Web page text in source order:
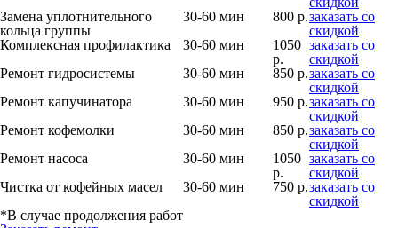
Замена уплотнительного
кольца группы
30-60 мин 800 р.заказать со
скидкой
Комплексная профилактика
30-60 мин
1050
р.
заказать со
скидкой
Ремонт гидросистемы
30-60 мин 850 р.заказать со
скидкой
Ремонт капучинатора
30-60 мин 950 р.заказать со
скидкой
Ремонт кофемолки
30-60 мин 850 р.заказать со
скидкой
Ремонт насоса
30-60 мин
1050
р.
заказать со
скидкой
Чистка от кофейных масел
30-60 мин 750 р.заказать со
скидкой
*В случае продолжения работ